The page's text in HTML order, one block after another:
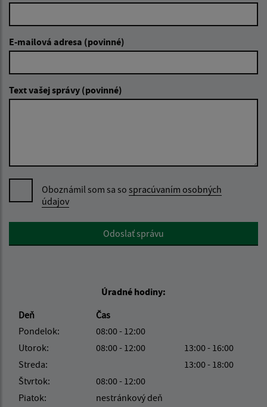
E-mailová adresa (povinné)
Text vašej správy (povinné)
Oboznámil som sa so spracúvaním osobných
údajov
Google reCaptcha ResponseOdoslať správu
Úradné hodiny:
Deň
Čas
Pondelok:
08:00 - 12:00
Utorok:
08:00 - 12:00
13:00 - 16:00
Streda:
13:00 - 18:00
Štvrtok:
08:00 - 12:00
Piatok:
nestránkový deň